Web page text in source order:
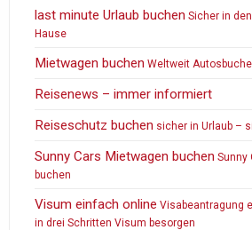
last minute Urlaub buchen Sicher in
Hause
Mietwagen buchen Weltweit
Reisenews – immer informiert
Reiseschutz buchen sicher in Urlaub –
Sunny Cars Mietwagen buchen Sunny
buchen
Visum einfach online Visabeantragung
in drei Schritten Visum besorgen